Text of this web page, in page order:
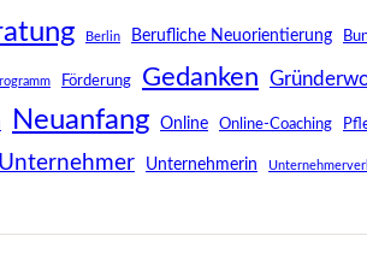
Berlin Berufliche Neuorientierung
Förderung Gedanken
Neuanfang Online Online-Coaching
Unternehmer Unternehmerin